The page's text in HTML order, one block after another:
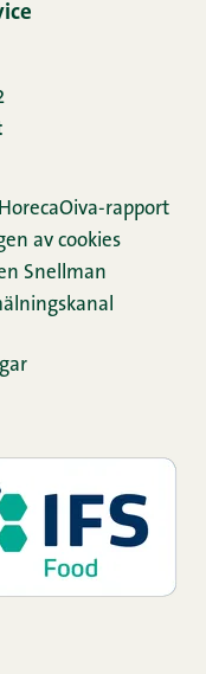
Oiva-rapport
av cookies
Snellman